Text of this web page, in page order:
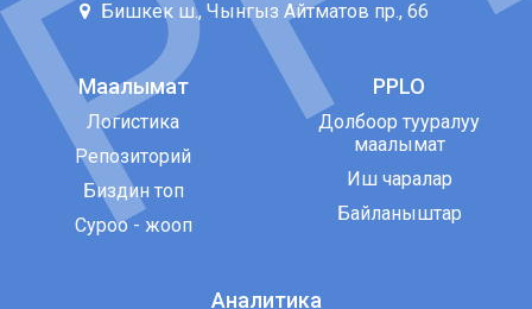
Бишкек ш., Чынгыз Айтматов пр., 66
Маалымат
Логистика
Репозиторий
Биздин топ
Суроо - жооп
PPLO
Долбоор тууралуу
маалымат
Иш чаралар
Байланыштар
Аналитика